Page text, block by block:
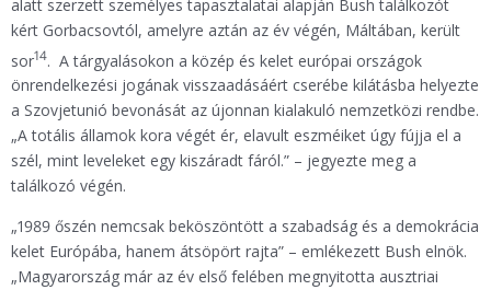
alatt szerzett személyes tapasztalatai alapján Bush találkozót
kért Gorbacsovtól, amelyre aztán az év végén, Máltában, került
sor14. A tárgyalásokon a közép és kelet európai országok
önrendelkezési jogának visszaadásáért cserébe kilátásba helyezte
a Szovjetunió bevonását az újonnan kialakuló nemzetközi rendbe.
„A totális államok kora végét ér, elavult eszméiket úgy fújja el a
szél, mint leveleket egy kiszáradt fáról.” – jegyezte meg a
találkozó végén.
„1989 őszén nemcsak beköszöntött a szabadság és a demokrácia
kelet Európába, hanem átsöpört rajta” – emlékezett Bush elnök.
„Magyarország már az év első felében megnyitotta ausztriai